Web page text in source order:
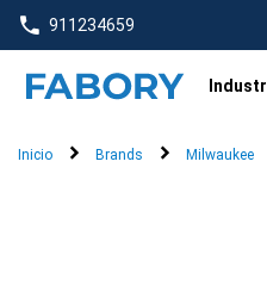
text.skipToContent
text.skipToNavigation
911234659
Inicio Brands Milwaukee